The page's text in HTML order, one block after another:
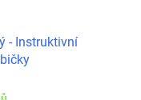
- Instruktivní